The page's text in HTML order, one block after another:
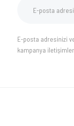
E-posta adresinizi
kampanya